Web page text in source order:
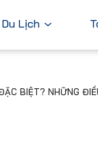
Du Lịch
BIỆT? NHỮNG